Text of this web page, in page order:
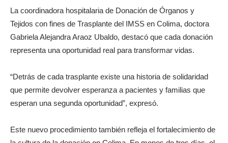
La coordinadora hospitalaria de Donación de Órganos y
Tejidos con fines de Trasplante del IMSS en Colima, doctora
Gabriela Alejandra Araoz Ubaldo, destacó que cada donación
representa una oportunidad real para transformar vidas.
“Detrás de cada trasplante existe una historia de solidaridad
que permite devolver esperanza a pacientes y familias que
esperan una segunda oportunidad”, expresó.
Este nuevo procedimiento también refleja el fortalecimiento de